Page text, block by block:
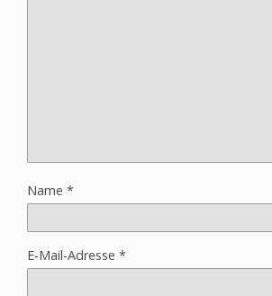
Name *
E-Mail-Adresse *